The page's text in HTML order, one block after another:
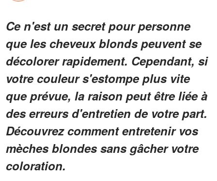
Ce n'est un secret pour personne
que les cheveux blonds peuvent se
décolorer rapidement. Cependant, si
votre couleur s'estompe plus vite
que prévue, la raison peut être liée à
des erreurs d'entretien de votre part.
Découvrez comment entretenir vos
mèches blondes sans gâcher votre
coloration.